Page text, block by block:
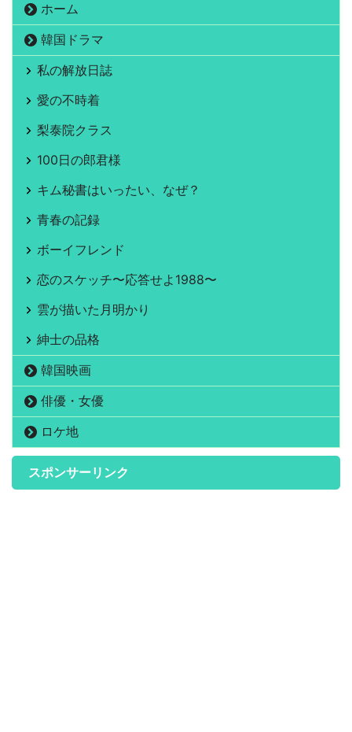
ホーム
韓国ドラマ
私の解放日誌
愛の不時着
梨泰院クラス
100日の郎君様
キム秘書はいったい、なぜ？
青春の記録
ボーイフレンド
恋のスケッチ〜応答せよ1988〜
雲が描いた月明かり
紳士の品格
韓国映画
俳優・女優
ロケ地
スポンサーリンク